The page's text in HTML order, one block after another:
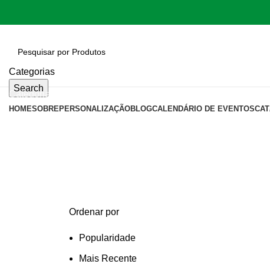
Categorias
Search
Categorias
HOMESOBREPERSONALIZAÇÃOBLOGCALENDÁRIO DE EVENTOS
Ordenar por
Popularidade
Mais Recente